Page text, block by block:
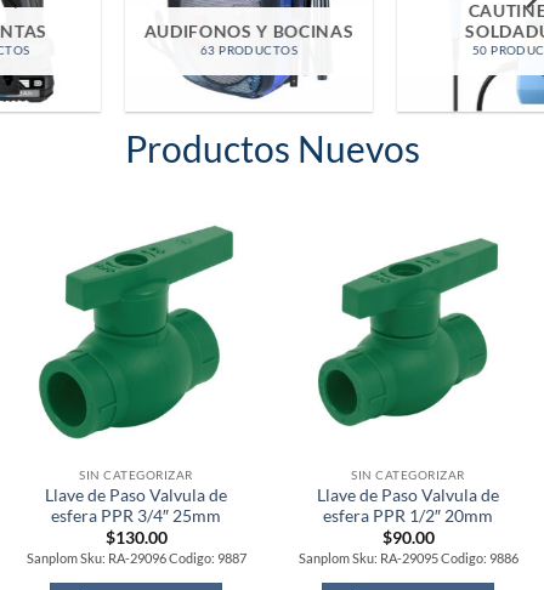
AUDIFONOS Y BOCINAS
Productos Nuevos
SIN CATEGORIZAR
Llave de Paso Valvula de
esfera PPR 3/4″ 25mm
$130.00
Sanplom Sku: RA-29096 Codigo: 9887
SIN CATEGORIZAR
Llave de Paso Valvula de
esfera PPR 1/2″ 20mm
$90.00
Sanplom Sku: RA-29095 Codigo: 9886